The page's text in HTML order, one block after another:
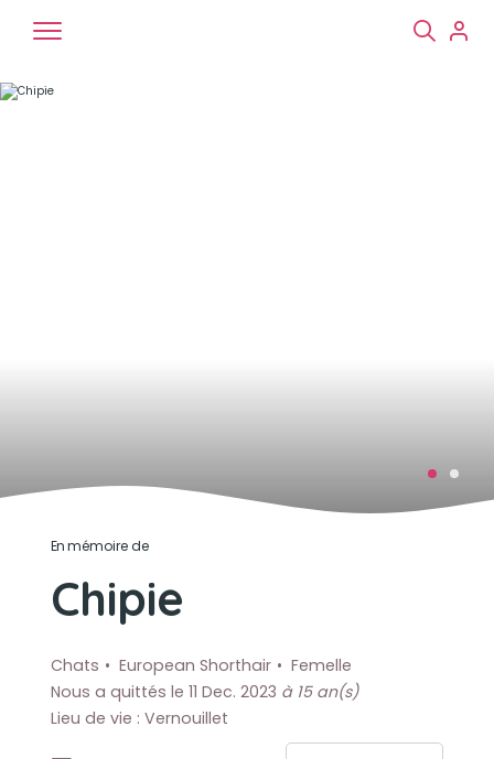
En mémoire de
Chipie
Chats European Shorthair
Femelle
Nous a quittés le 11 Dec. 2023 à 15 an(s)
Lieu de vie : Vernouillet